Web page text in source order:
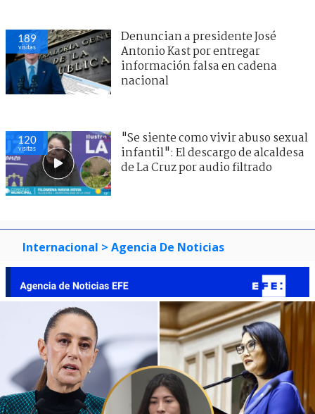
189
visitas
Denuncian a presidente José
Antonio Kast por entregar
información falsa en cadena
nacional
120
visitas
"Se siente como vivir abuso sexual
infantil": El descargo de alcaldesa
de La Cruz por audio filtrado
Internacional > Agencia De Noticias